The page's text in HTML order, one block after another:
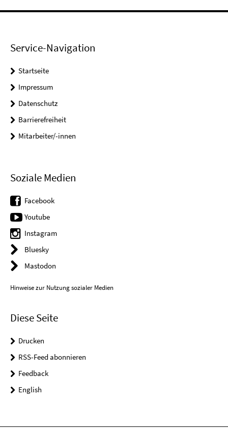
Service-Navigation
Startseite
Impressum
Datenschutz
Barrierefreiheit
Mitarbeiter/-innen
Soziale Medien
Facebook
Youtube
Instagram
Bluesky
Mastodon
Hinweise zur Nutzung sozialer Medien
Diese Seite
Drucken
RSS-Feed abonnieren
Feedback
English